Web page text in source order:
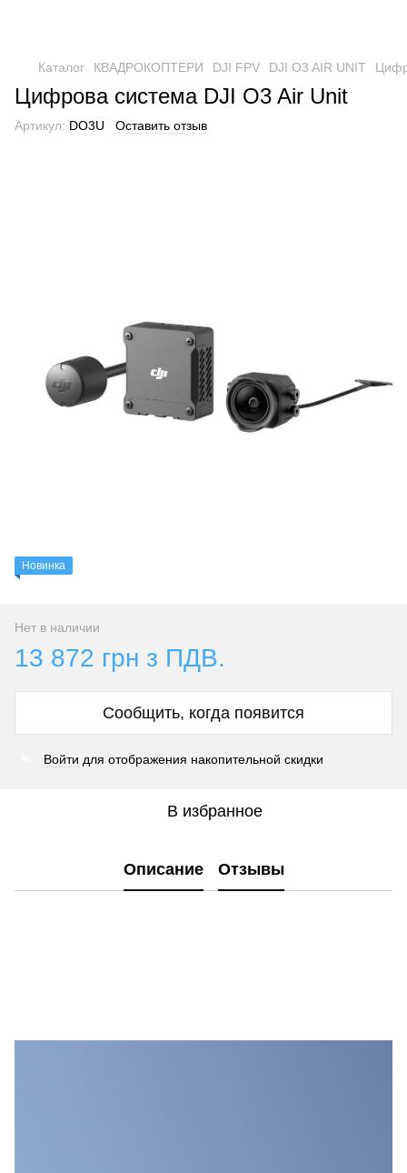
Каталог КВАДРОКОПТЕРИ DJI FPV DJI O3 AIR UNIT
Цифрова система DJI O3 Air Unit
Артикул: DO3U Оставить отзыв
Новинка
Нет в наличии
13 872 грн з ПДВ.
Сообщить, когда появится
Войти для отображения накопительной скидки
В избранное
Описание Отзывы